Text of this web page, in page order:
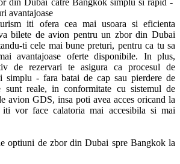
avantajoase
iti ofera cea mai usoara si eficienta
bilete de avion pentru un zbor din Dubai
ti cele mai bune preturi, pentru ca tu sa
avantajoase oferte disponibile. In plus,
de rezervari te asigura ca procesul de
simplu - fara batai de cap sau pierdere de
sunt reale, in conformitate cu sistemul de
avion GDS, insa poti avea acces oricand la
iti vor face calatoria mai accesibila si mai
optiuni de zbor din Dubai spre Bangkok la